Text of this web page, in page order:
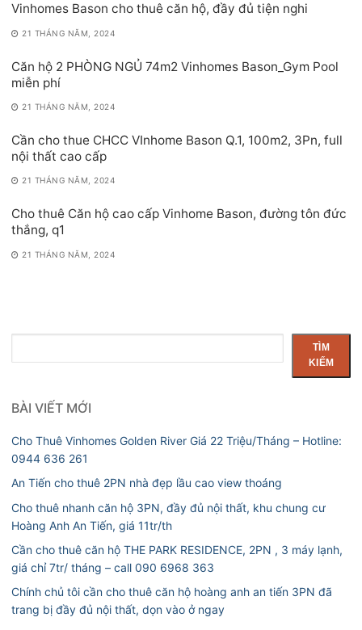
Vinhomes Bason cho thuê căn hộ, đầy đủ tiện nghi
21 THÁNG NĂM, 2024
Căn hộ 2 PHÒNG NGỦ 74m2 Vinhomes Bason_Gym Pool
miễn phí
21 THÁNG NĂM, 2024
Cần cho thue CHCC VInhome Bason Q.1, 100m2, 3Pn, full
nội thất cao cấp
21 THÁNG NĂM, 2024
Cho thuê Căn hộ cao cấp Vinhome Bason, đường tôn đức
thắng, q1
21 THÁNG NĂM, 2024
kiếm
TÌM
KIẾM
BÀI VIẾT MỚI
Cho Thuê Vinhomes Golden River Giá 22 Triệu/Tháng – Hotline:
0944 636 261
An Tiến cho thuê 2PN nhà đẹp lầu cao view thoáng
Cho thuê nhanh căn hộ 3PN, đầy đủ nội thất, khu chung cư
Hoàng Anh An Tiến, giá 11tr/th
Cần cho thuê căn hộ THE PARK RESIDENCE, 2PN , 3 máy lạnh,
giá chỉ 7tr/ tháng – call 090 6968 363
Chính chủ tôi cần cho thuê căn hộ hoàng anh an tiến 3PN đã
trang bị đầy đủ nội thất, dọn vào ở ngay